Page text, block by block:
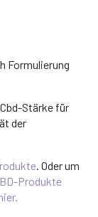
Formulierung
Stärke für
der
. Oder um
Produkte